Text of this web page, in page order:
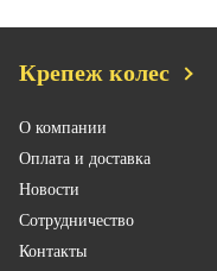
Крепеж колес
О компании
Оплата и доставка
Новости
Сотрудничество
Контакты